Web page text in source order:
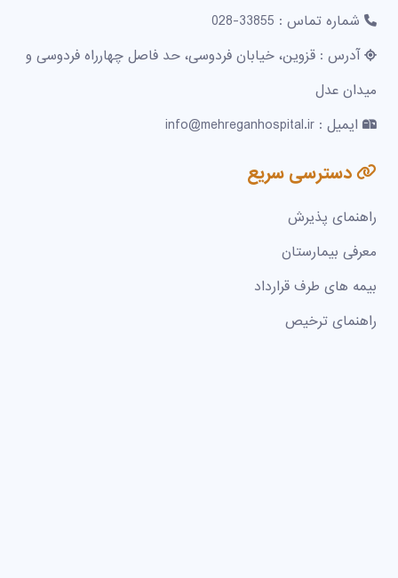
شماره تماس : 33855-028
آدرس : قزوین، خیابان فردوسی، حد فاصل چهارراه فردوسی و
میدان عدل
ایمیل : info@mehreganhospital.ir
دسترسی سریع
راهنمای پذیرش
معرفی بیمارستان
بیمه های طرف قرارداد
راهنمای ترخیص